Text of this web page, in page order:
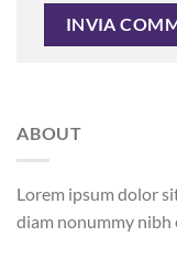
ABOUT
Lorem ipsum dolor
diam nonummy nibh